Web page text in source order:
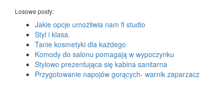
Losowe posty:
Jakie opcje umożliwia nam fl studio
Styl i klasa.
Tanie kosmetyki dla każdego
Komody do salonu pomagają w wypoczynku
Stylowo prezentująca się kabina sanitarna
Przygotowanie napojów gorących- warnik zaparzacz